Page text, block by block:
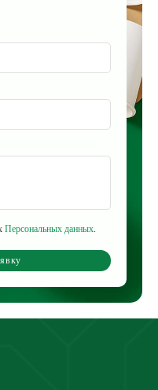
Персональных данных.